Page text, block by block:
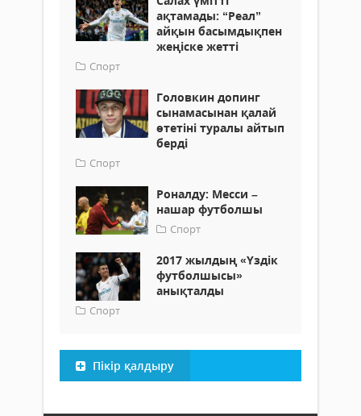
ақтамады: “Реал”
айқын басымдықпен
жеңіске жетті
Спорт
Головкин допинг
сынамасынан қалай
өтетіні туралы айтып
берді
Спорт
Роналду: Месси –
нашар футболшы
Спорт
2017 жылдың «Үздік
футболшысы»
анықталды
Спорт
Пікір қалдыру